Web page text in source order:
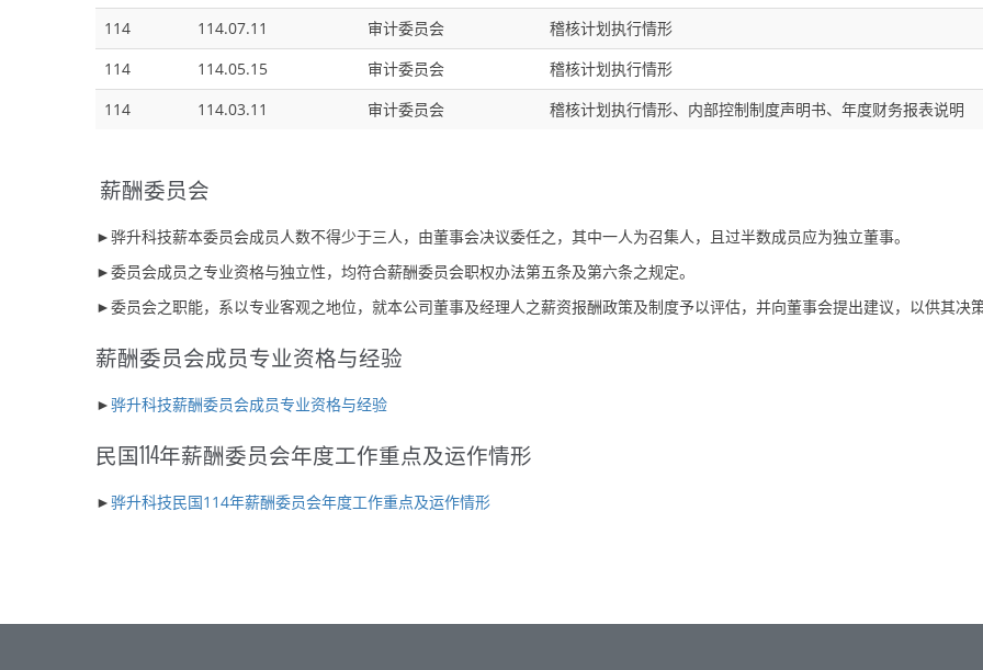
114
114.07.11 审计委员会
稽核计划执行情形
114
114.05.15 审计委员会
稽核计划执行情形
114
114.03.11 审计委员会 稽核计划执行情形、内部控制制度声明书、年度财务报表说明
薪酬委员会
►骅升科技薪本委员会成员人数不得少于三人，由董事会决议委任之，其中一人为召集人，且过半数成员应为独立董事。
►委员会成员之专业资格与独立性，均符合薪酬委员会职权办法第五条及第六条之规定。
►委员会之职能，系以专业客观之地位，就本公司董事及经理人之薪资报酬政策及制度予以评估，并向董事会提出建议，以供其决策
薪酬委员会成员专业资格与经验
►骅升科技薪酬委员会成员专业资格与经验
民国114年薪酬委员会年度工作重点及运作情形
►骅升科技民国114年薪酬委员会年度工作重点及运作情形